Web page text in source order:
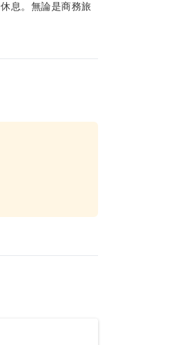
息。無論是商務旅